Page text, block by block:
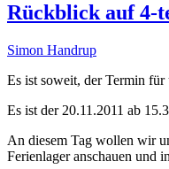
Rückblick auf 4-
Simon Handrup
Es ist soweit, der Termin für
Es ist der 20.11.2011 ab
An diesem Tag wollen wir
Ferienlager anschauen und